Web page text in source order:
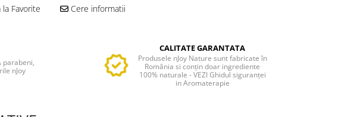
la Favorite Cere informatii
parabeni,
nJoy
CALITATE GARANTATA
Produsele nJoy Nature sunt fabricate în
România si conțin doar ingrediente
100% naturale - VEZI Ghidul siguranței
in Aromaterapie